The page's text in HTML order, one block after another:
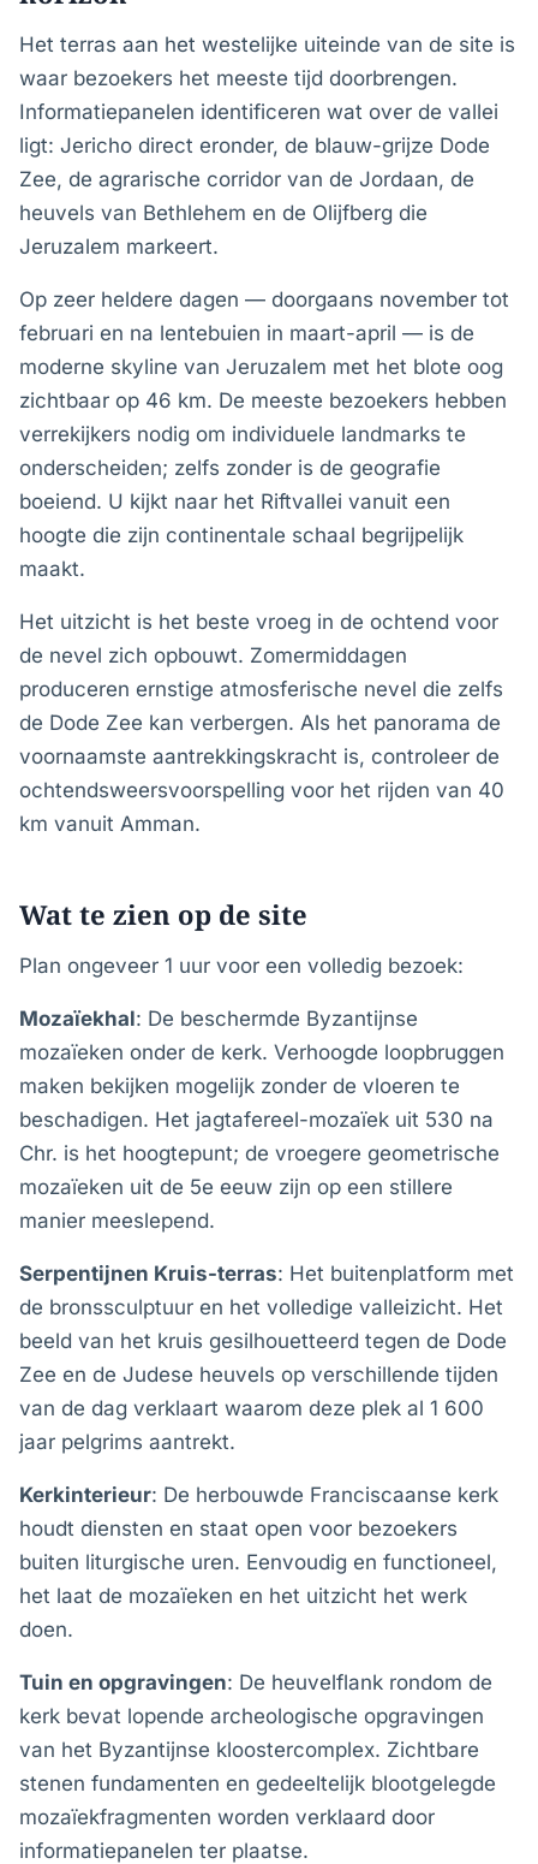
Het terras aan het westelijke uiteinde van de site is
waar bezoekers het meeste tijd doorbrengen.
Informatiepanelen identificeren wat over de vallei
ligt: Jericho direct eronder, de blauw-grijze Dode
Zee, de agrarische corridor van de Jordaan, de
heuvels van Bethlehem en de Olijfberg die
Jeruzalem markeert.
Op zeer heldere dagen — doorgaans november tot
februari en na lentebuien in maart-april — is de
moderne skyline van Jeruzalem met het blote oog
zichtbaar op 46 km. De meeste bezoekers hebben
verrekijkers nodig om individuele landmarks te
onderscheiden; zelfs zonder is de geografie
boeiend. U kijkt naar het Riftvallei vanuit een
hoogte die zijn continentale schaal begrijpelijk
maakt.
Het uitzicht is het beste vroeg in de ochtend voor
de nevel zich opbouwt. Zomermiddagen
produceren ernstige atmosferische nevel die zelfs
de Dode Zee kan verbergen. Als het panorama de
voornaamste aantrekkingskracht is, controleer de
ochtendsweersvoorspelling voor het rijden van 40
km vanuit Amman.
Wat te zien op de site
Plan ongeveer 1 uur voor een volledig bezoek:
Mozaïekhal: De beschermde Byzantijnse
mozaïeken onder de kerk. Verhoogde loopbruggen
maken bekijken mogelijk zonder de vloeren te
beschadigen. Het jagtafereel-mozaïek uit 530 na
Chr. is het hoogtepunt; de vroegere geometrische
mozaïeken uit de 5e eeuw zijn op een stillere
manier meeslepend.
Serpentijnen Kruis-terras: Het buitenplatform met
de bronssculptuur en het volledige valleizicht. Het
beeld van het kruis gesilhouetteerd tegen de Dode
Zee en de Judese heuvels op verschillende tijden
van de dag verklaart waarom deze plek al 1 600
jaar pelgrims aantrekt.
Kerkinterieur: De herbouwde Franciscaanse kerk
houdt diensten en staat open voor bezoekers
buiten liturgische uren. Eenvoudig en functioneel,
het laat de mozaïeken en het uitzicht het werk
doen.
Tuin en opgravingen: De heuvelflank rondom de
kerk bevat lopende archeologische opgravingen
van het Byzantijnse kloostercomplex. Zichtbare
stenen fundamenten en gedeeltelijk blootgelegde
mozaïekfragmenten worden verklaard door
informatiepanelen ter plaatse.